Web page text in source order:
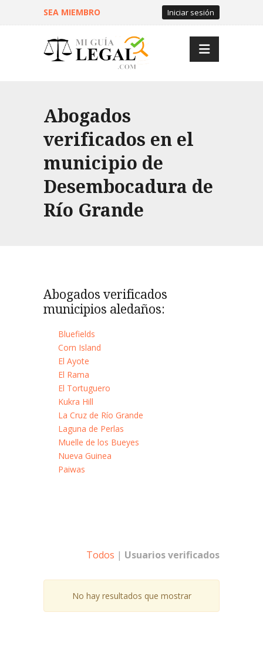
SEA MIEMBRO Iniciar sesión
Abogados
verificados en el
municipio de
Desembocadura de
Río Grande
Abogados verificados
municipios aledaños:
Bluefields
Corn Island
El Ayote
El Rama
El Tortuguero
Kukra Hill
La Cruz de Río Grande
Laguna de Perlas
Muelle de los Bueyes
Nueva Guinea
Paiwas
Todos | Usuarios verificados
No hay resultados que mostrar